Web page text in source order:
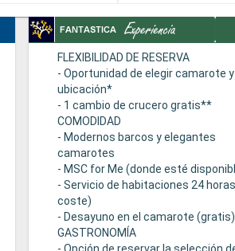
FLEXIBILIDAD DE RESERVA
- Oportunidad de elegir camarote
ubicación*
- 1 cambio de crucero gratis**
COMODIDAD
- Modernos barcos y elegantes
camarotes
- MSC for Me (donde esté
- Servicio de habitaciones 24
coste)
- Desayuno en el camarote (gratis)
GASTRONOMÍA
- Opción de reservar la selección